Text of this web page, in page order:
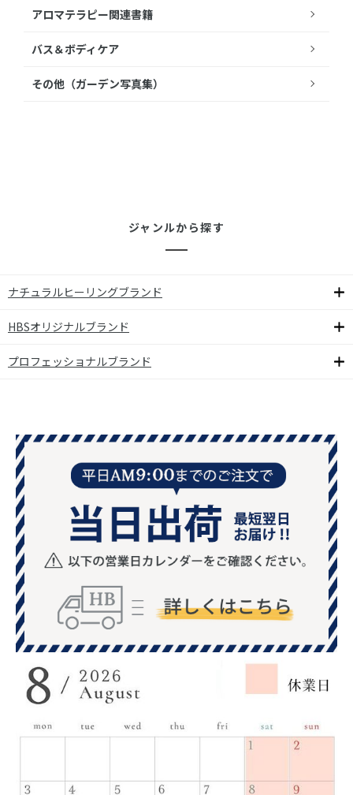
アロマテラピー関連書籍
バス＆ボディケア
その他（ガーデン写真集）
ジャンルから探す
ナチュラルヒーリングブランド
HBSオリジナルブランド
プロフェッショナルブランド